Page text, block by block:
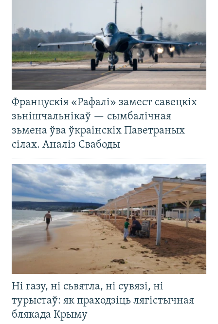
Францускія «Рафалі» замест савецкіх
зьнішчальнікаў — сымбалічная
зьмена ўва ўкраінскіх Паветраных
сілах. Аналіз Свабоды
Ні газу, ні сьвятла, ні сувязі, ні
турыстаў: як праходзіць лягістычная
блякада Крыму